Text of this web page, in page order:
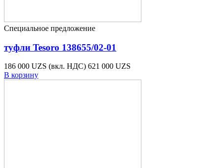
Специальное предложение
туфли Tesoro 138655/02-01
186 000 UZS (вкл. НДС) 621 000 UZS
В корзину